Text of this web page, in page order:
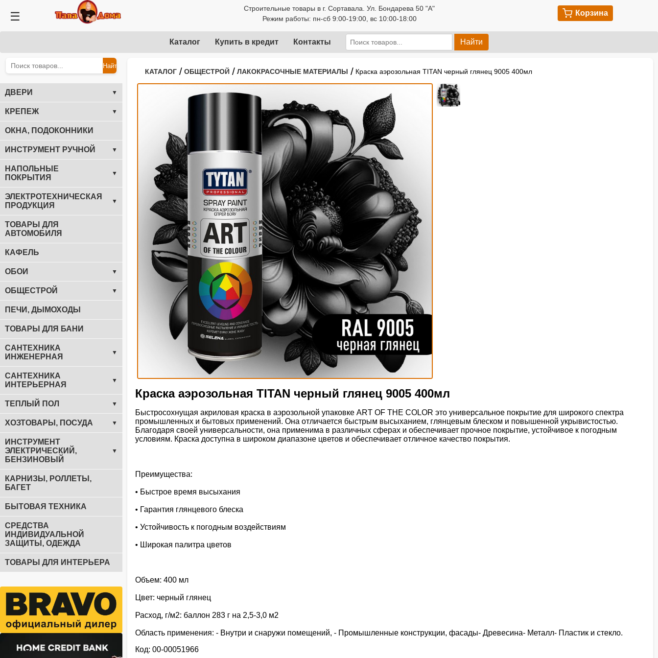
☰
Строительные товары в г. Сортавала. Ул. Бондарева 50 "А"
Режим работы: пн-сб 9:00-19:00, вс 10:00-18:00
Корзина
Каталог Купить в кредит Контакты Найти
Найти
ДВЕРИ ▼
КРЕПЕЖ ▼
ОКНА, ПОДОКОННИКИ
ИНСТРУМЕНТ РУЧНОЙ ▼
НАПОЛЬНЫЕ
ПОКРЫТИЯ
▼
ЭЛЕКТРОТЕХНИЧЕСКАЯ
ПРОДУКЦИЯ
▼
ТОВАРЫ ДЛЯ
АВТОМОБИЛЯ
КАФЕЛЬ
ОБОИ ▼
ОБЩЕСТРОЙ ▼
ПЕЧИ, ДЫМОХОДЫ
ТОВАРЫ ДЛЯ БАНИ
САНТЕХНИКА
ИНЖЕНЕРНАЯ
▼
САНТЕХНИКА
ИНТЕРЬЕРНАЯ
▼
ТЕПЛЫЙ ПОЛ ▼
ХОЗТОВАРЫ, ПОСУДА ▼
ИНСТРУМЕНТ
ЭЛЕКТРИЧЕСКИЙ,
БЕНЗИНОВЫЙ
▼
КАРНИЗЫ, РОЛЛЕТЫ,
БАГЕТ
БЫТОВАЯ ТЕХНИКА
СРЕДСТВА
ИНДИВИДУАЛЬНОЙ
ЗАЩИТЫ, ОДЕЖДА
ТОВАРЫ ДЛЯ ИНТЕРЬЕРА
КАТАЛОГ / ОБЩЕСТРОЙ / ЛАКОКРАСОЧНЫЕ МАТЕРИАЛЫ / Краска аэрозольная TITAN черный глянец 9005 400мл
Краска аэрозольная TITAN черный глянец 9005 400мл
Быстросохнущая акриловая краска в аэрозольной упаковке ART OF THE COLOR это универсальное покрытие для широкого спектра
промышленных и бытовых применений. Она отличается быстрым высыханием, глянцевым блеском и повышенной укрывистостью.
Благодаря своей универсальности, она применима в различных сферах и обеспечивает прочное покрытие, устойчивое к погодным
условиям. Краска доступна в широком диапазоне цветов и обеспечивает отличное качество покрытия.
Преимущества:
• Быстрое время высыхания
• Гарантия глянцевого блеска
• Устойчивость к погодным воздействиям
• Широкая палитра цветов
Объем: 400 мл
Цвет: черный глянец
Расход, г/м2: баллон 283 г на 2,5-3,0 м2
Область применения: - Внутри и снаружи помещений, - Промышленные конструкции, фасады- Древесина- Металл- Пластик и стекло.
Код: 00-00051966